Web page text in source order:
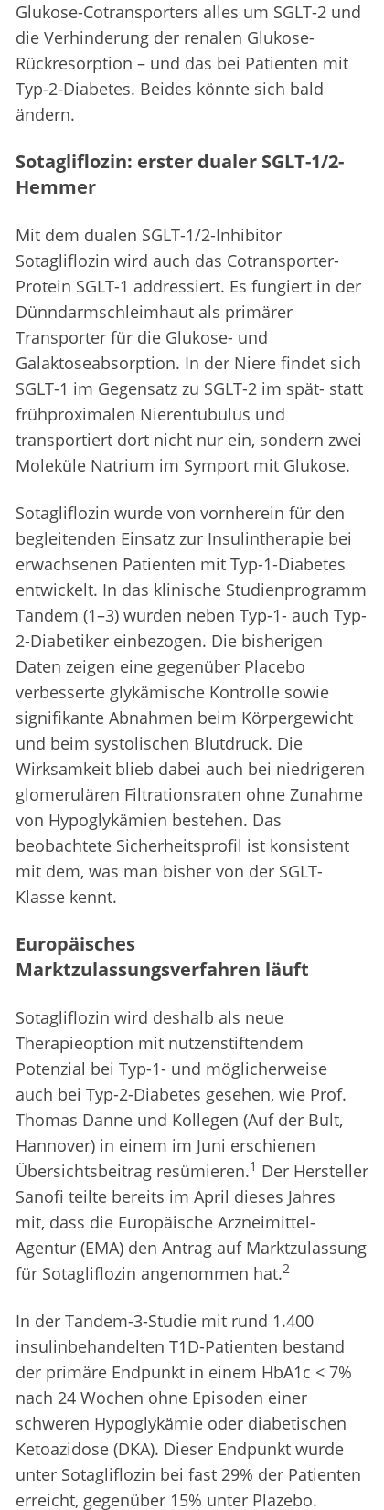
Glukose-Cotransporters alles um SGLT-2 und
die Verhinderung der renalen Glukose-
Rückresorption – und das bei Patienten mit
Typ-2-Diabetes. Beides könnte sich bald
ändern.
Sotagliflozin: erster dualer SGLT-1/2-
Hemmer
Mit dem dualen SGLT-1/2-Inhibitor
Sotagliflozin wird auch das Cotransporter-
Protein SGLT-1 addressiert. Es fungiert in der
Dünndarmschleimhaut als primärer
Transporter für die Glukose- und
Galaktoseabsorption. In der Niere findet sich
SGLT-1 im Gegensatz zu SGLT-2 im spät- statt
frühproximalen Nierentubulus und
transportiert dort nicht nur ein, sondern zwei
Moleküle Natrium im Symport mit Glukose.
Sotagliflozin wurde von vornherein für den
begleitenden Einsatz zur Insulintherapie bei
erwachsenen Patienten mit Typ-1-Diabetes
entwickelt. In das klinische Studienprogramm
Tandem (1–3) wurden neben Typ-1- auch Typ-
2-Diabetiker einbezogen. Die bisherigen
Daten zeigen eine gegenüber Placebo
verbesserte glykämische Kontrolle sowie
signifikante Abnahmen beim Körpergewicht
und beim systolischen Blutdruck. Die
Wirksamkeit blieb dabei auch bei niedrigeren
glomerulären Filtrationsraten ohne Zunahme
von Hypoglykämien bestehen. Das
beobachtete Sicherheitsprofil ist konsistent
mit dem, was man bisher von der SGLT-
Klasse kennt.
Europäisches
Marktzulassungsverfahren läuft
Sotagliflozin wird deshalb als neue
Therapieoption mit nutzenstiftendem
Potenzial bei Typ-1- und möglicherweise
auch bei Typ-2-Diabetes gesehen, wie Prof.
Thomas Danne und Kollegen (Auf der Bult,
Hannover) in einem im Juni erschienen
Übersichtsbeitrag resümieren.1 Der Hersteller
Sanofi teilte bereits im April dieses Jahres
mit, dass die Europäische Arzneimittel-
Agentur (EMA) den Antrag auf Marktzulassung
für Sotagliflozin angenommen hat.2
In der Tandem-3-Studie mit rund 1.400
insulinbehandelten T1D-Patienten bestand
der primäre Endpunkt in einem HbA1c < 7%
nach 24 Wochen ohne Episoden einer
schweren Hypoglykämie oder diabetischen
Ketoazidose (DKA). Dieser Endpunkt wurde
unter Sotagliflozin bei fast 29% der Patienten
erreicht, gegenüber 15% unter Plazebo.